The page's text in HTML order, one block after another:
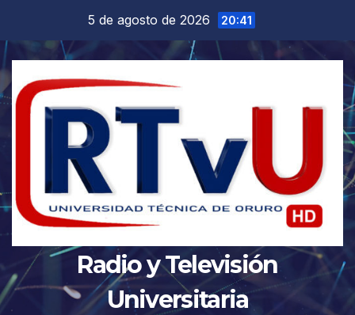
contenido
5 de agosto de 2026 20:41
Radio y Televisión
Universitaria